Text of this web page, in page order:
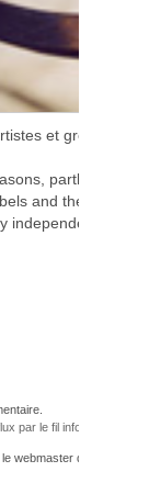
et groupes
partly
and there are
independent video
par le fil info
webmaster de ce site?